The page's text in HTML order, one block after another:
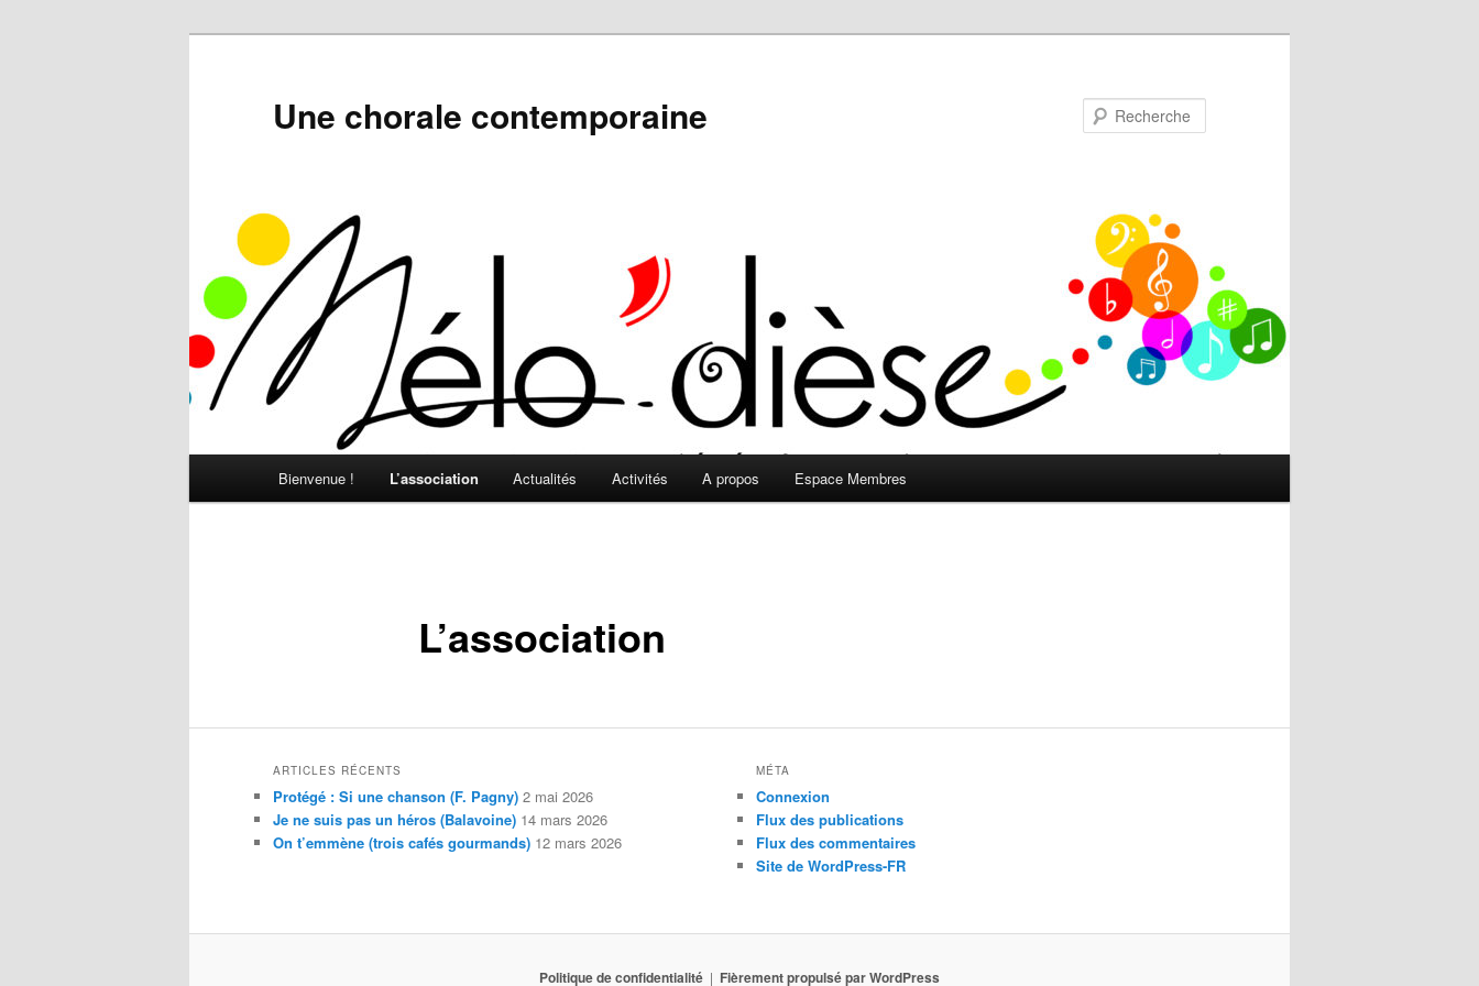
Une chorale contemporaine
Bienvenue ! L’association Actualités Activités A propos Espace Membres
L’association
ARTICLES RÉCENTS
Protégé : Si une chanson (F. Pagny) 2 mai 2026
Je ne suis pas un héros (Balavoine) 14 mars 2026
On t’emmène (trois cafés gourmands) 12 mars 2026
MÉTA
Connexion
Flux des publications
Flux des commentaires
Site de WordPress-FR
Politique de confidentialité Fièrement propulsé par WordPress